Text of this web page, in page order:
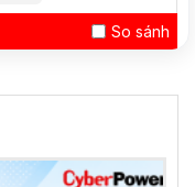
So sánh